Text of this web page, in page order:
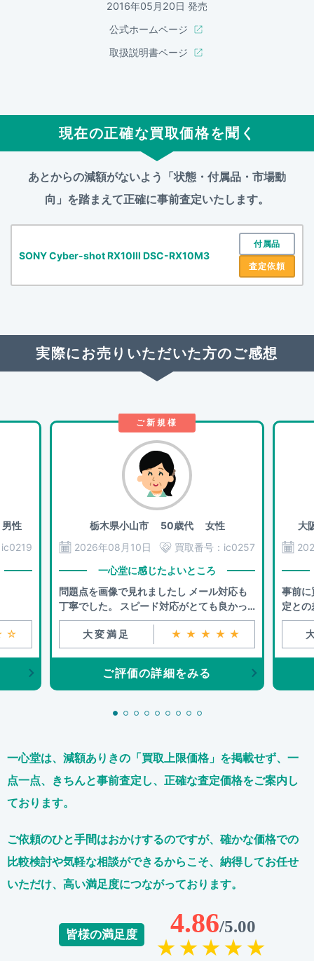
2016年05月20日 発売
公式ホームページ
取扱説明書ページ
現在の正確な買取価格を聞く
あとからの減額がないよう「状態・付属品・市場動
向」を踏まえて正確に事前査定いたします。
SONY Cyber-shot RX10III DSC-RX10M3
付属品
査定依頼
実際にお売りいただいた方のご感想
性
ic0219
ご新規様
栃木県小山市50歳代 女性
2026年08月10日
買取番号： ic0257
一心堂に感じたよいところ
問題点を画像で見れましたし メール対応も
丁寧でした。 スピード対応がとても良かっ
たです。
大変満足
★★★★★
ご評価の詳細をみる
大
事前に
定と
一心堂は、減額ありきの「買取上限価格」を掲載せず、 一
点一点、きちんと事前査定し、正確な査定価格をご案内し
ております。
ご依頼のひと手間はおかけするのですが、 確かな価格での
比較検討や気軽な相談ができるからこそ、 納得してお任せ
いただけ、高い満足度につながっております。
皆様の満足度 4.86/5.00